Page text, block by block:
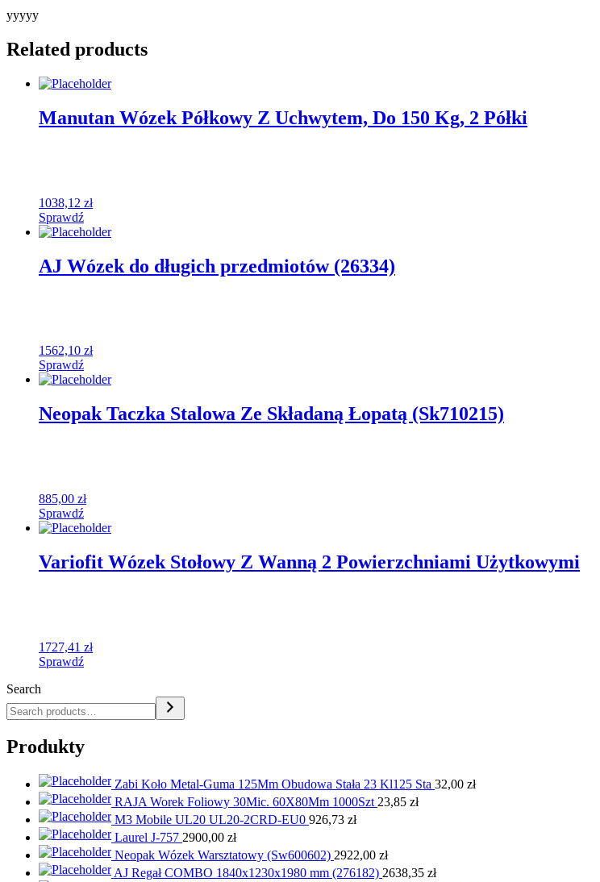
yyyyy
Related products
Manutan Wózek Półkowy Z Uchwytem, Do 150 Kg, 2 Półki
1038,12 zł
Sprawdź
AJ Wózek do długich przedmiotów (26334)
1562,10 zł
Sprawdź
Neopak Taczka Stalowa Ze Składaną Łopatą (Sk710215)
885,00 zł
Sprawdź
Variofit Wózek Stołowy Z Wanną 2 Powierzchniami Użytkowymi
1727,41 zł
Sprawdź
Search
Produkty
Zabi Koło Metal-Guma 125Mm Obudowa Stała 23 Kl125 Sta 32,00 zł
RAJA Worek Foliowy 30Mic. 60X80Mm 1000Szt 23,85 zł
M3 Mobile UL20 UL20-2CRD-EU0 926,73 zł
Laurel J-757 2900,00 zł
Neopak Wózek Warsztatowy (Sw600602) 2922,00 zł
AJ Regał COMBO 1840x1230x1980 mm (276182) 2638,35 zł